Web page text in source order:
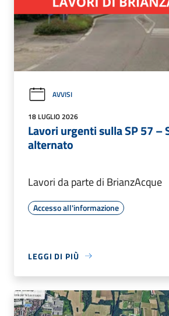
AVVISI
18 LUGLIO 2026
Lavori urgenti sulla SP 57 –
alternato
Lavori da parte di BrianzAcque
Accesso all'informazione
LEGGI DI PIÙ